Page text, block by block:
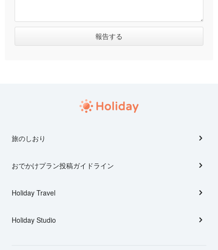
旅のしおり
おでかけプラン投稿ガイドライン
Holiday Travel
Holiday Studio